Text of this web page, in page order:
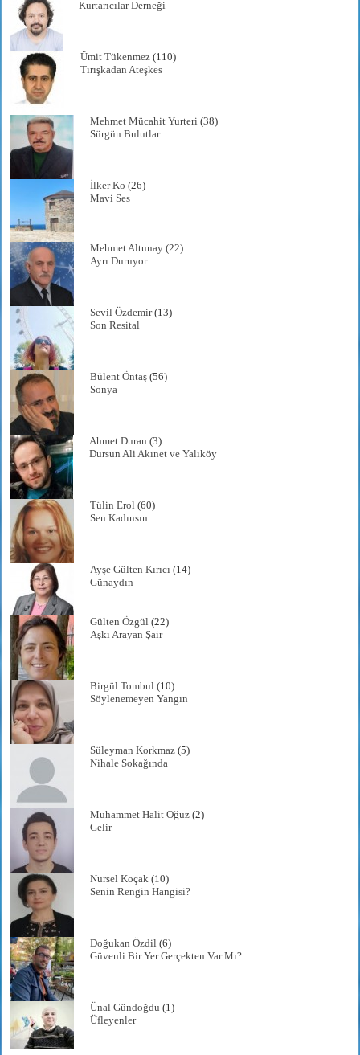
Kurtarıcılar Derneği
Ümit Tükenmez (110)
Tırışkadan Ateşkes
Mehmet Mücahit Yurteri (38)
Sürgün Bulutlar
İlker Ko (26)
Mavi Ses
Mehmet Altunay (22)
Ayrı Duruyor
Sevil Özdemir(13)
Son Resital
Bülent Öntaş (56)
Sonya
Ahmet Duran (3)
Dursun Ali Akınet ve Yalıköy
Tülin Erol (60)
Sen Kadınsın
Ayşe Gülten Kırıcı (14)
Günaydın
Gülten Özgül (22)
Aşkı Arayan Şair
Birgül Tombul (10)
Söylenemeyen Yangın
Süleyman Korkmaz (5)
Nihale Sokağında
Muhammet Halit Oğuz (2)
Gelir
Nursel Koçak (10)
Senin Rengin Hangisi?
Doğukan Özdil (6)
Güvenli Bir Yer Gerçekten Var Mı?
Ünal Gündoğdu (1)
Üfleyenler